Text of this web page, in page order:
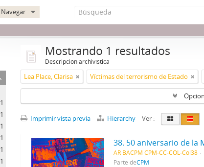
Navegar
1
1
1
1
1
1
Mostrando 1 resultados
Descripción archivística
Lea Place, Clarisa Víctimas del terrorismo de Estado
Imprimir vista previa Hierarchy Ver :
38. 50 aniversario de la
AR BACPM CPM-CC-COL-Col38
Parte deCPM